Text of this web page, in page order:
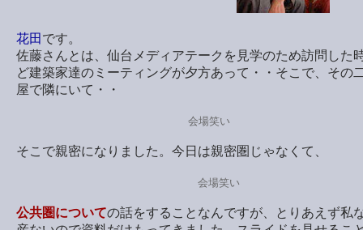
花田 です。
佐藤さんとは、仙台メディアテークを見学のため訪問した
ど建築家達のミーティングが夕方あって・・そこで、その
屋で隣にいて・・
会場笑い
そこで親密になりました。今日は親密圏じゃなくて、
会場笑い
公共圏についての話をすることなんですが、とりあえず私